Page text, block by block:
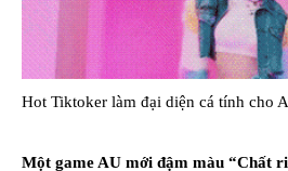
Hot Tiktoker làm đại diện cá tính cho
Một game AU mới đậm màu “Chất